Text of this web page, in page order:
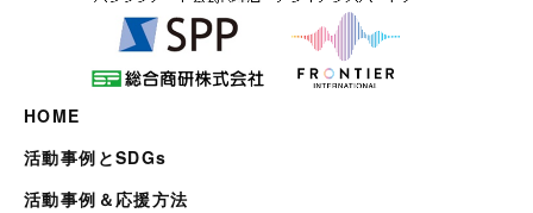
HOME
活動事例とSDGs
活動事例＆応援方法